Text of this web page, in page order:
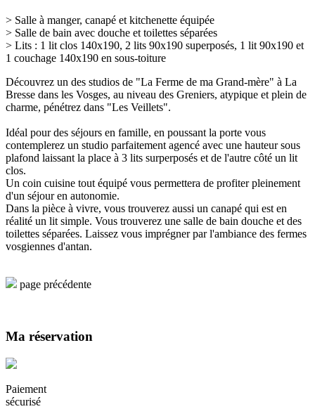
> Salle à manger, canapé et kitchenette équipée
> Salle de bain avec douche et toilettes séparées
> Lits : 1 lit clos 140x190, 2 lits 90x190 superposés, 1 lit 90x190 et
1 couchage 140x190 en sous-toiture
Découvrez un des studios de "La Ferme de ma Grand-mère" à La
Bresse dans les Vosges, au niveau des Greniers, atypique et plein de
charme, pénétrez dans "Les Veillets".
Idéal pour des séjours en famille, en poussant la porte vous
contemplerez un studio parfaitement agencé avec une hauteur sous
plafond laissant la place à 3 lits surperposés et de l'autre côté un lit
clos.
Un coin cuisine tout équipé vous permettera de profiter pleinement
d'un séjour en autonomie.
Dans la pièce à vivre, vous trouverez aussi un canapé qui est en
réalité un lit simple. Vous trouverez une salle de bain douche et des
toilettes séparées. Laissez vous imprégner par l'ambiance des fermes
vosgiennes d'antan.
page précédente
Ma réservation
Paiement
sécurisé